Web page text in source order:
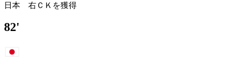
日本 右ＣＫを獲得
82'